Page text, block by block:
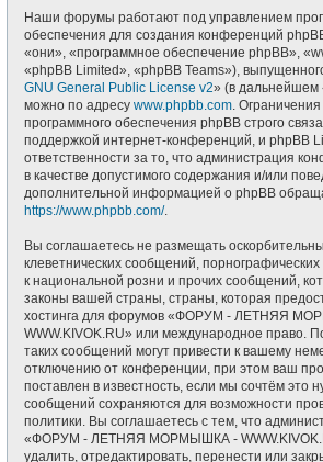
Наши форумы работают под управлением
обеспечения для создания конференций
«они», «программное обеспечение phpBB»,
«phpBB Limited», «phpBB Teams»),
GNU General Public License v2» (в дальнейшем
можно по адресу www.phpbb.com.
программного обеспечения phpBB строго
поддержкой интернет-конференций, и phpBB
ответственности за то, что администрация
в качестве допустимого содержания и/или
дополнительной информацией о phpBB
https://www.phpbb.com/.
Вы соглашаетесь не размещать
клеветнических сообщений,
к национальной розни и прочих сообщений,
законы вашей страны, страны, которая
хостинга для форумов «ФОРУМ - ЛЕТНЯЯ
WWW.KIVOK.RU» или международное право.
таких сообщений могут привести к вашему
отключению от конференции, при этом ваш
поставлен в известность, если мы сочтём это
сообщений сохраняются для возможности
политики. Вы соглашаетесь с тем, что
«ФОРУМ - ЛЕТНЯЯ МОРМЫШКА -
удалить, отредактировать, перенести или